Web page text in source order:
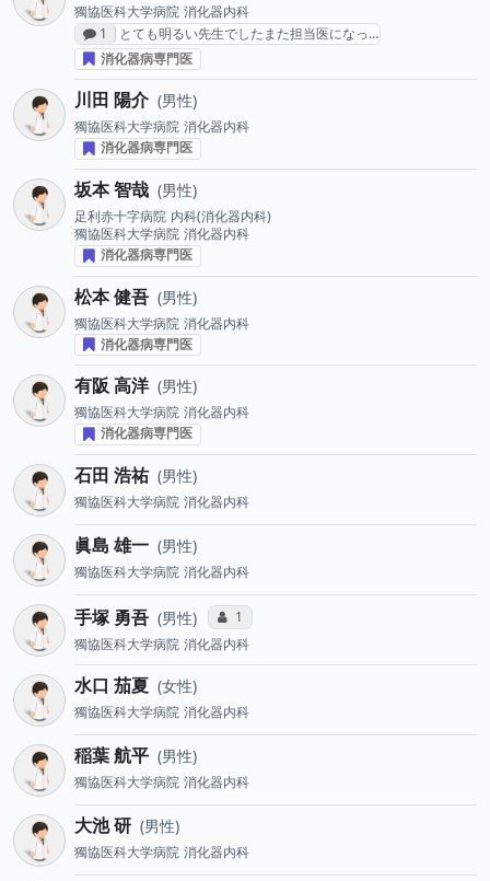
獨協医科大学病院 消化器内科
感想投稿数
1
とても明るい先生でしたまた担当医になっ…
消化器病専門医
川田 陽介 男性
獨協医科大学病院 消化器内科
消化器病専門医
坂本 智哉 男性
足利赤十字病院 内科(消化器内科)
獨協医科大学病院 消化器内科
消化器病専門医
松本 健吾 男性
獨協医科大学病院 消化器内科
消化器病専門医
有阪 高洋 男性
獨協医科大学病院 消化器内科
消化器病専門医
石田 浩祐 男性
獨協医科大学病院 消化器内科
眞島 雄一 男性
獨協医科大学病院 消化器内科
手塚 勇吾 男性 コミュニケーション・タイプ投票数
1
獨協医科大学病院 消化器内科
水口 茄夏 女性
獨協医科大学病院 消化器内科
稲葉 航平 男性
獨協医科大学病院 消化器内科
大池 研 男性
獨協医科大学病院 消化器内科